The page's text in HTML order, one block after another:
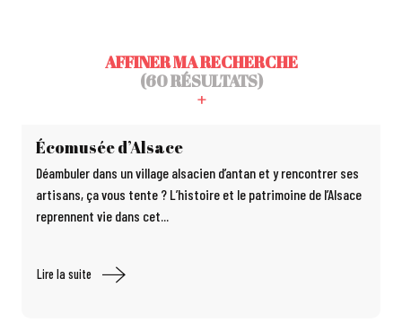
AFFINER MA RECHERCHE
(60 RÉSULTATS)
Écomusée d’Alsace
Déambuler dans un village alsacien d’antan et y rencontrer ses
artisans, ça vous tente ? L’histoire et le patrimoine de l’Alsace
reprennent vie dans cet...
Lire la suite